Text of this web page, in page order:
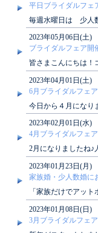
平日ブライダルフェ
毎週水曜日は 少人
ります♪「家族だけ
く親しい..
2023年05月06日(土)
ブライダルフェア開
皆さまこんにちは！
ごしでしょうか？5
す！来週の..
2023年04月01日(土)
6月ブライダルフェ
今日から４月になり
がご案内が可能でご
カレンダ..
2023年02月01日(水)
4月ブライダルフェ
2月になりましたね♪
可能でございます
が掲載..
2023年01月23日(月)
家族婚・少人数婚に
「家族だけでアッ
たい」ローブではそ
2023年01月08日(日)
3月ブライダルフェ